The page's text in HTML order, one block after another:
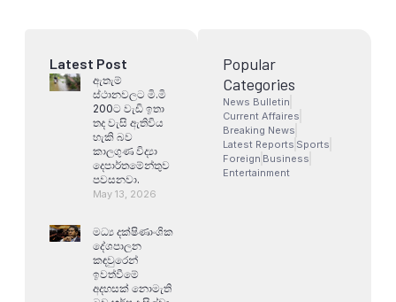
Latest Post
ඇතැම්
ස්ථානවලට මි.මි
200ට වැඩි ඉතා
තද වැසි ඇතිවිය
හැකි බව
කාලගුණ විද්‍යා
දෙපාර්තමේන්තුව
පවසනවා.
May 13, 2026
මධ්‍ය දක්ෂිණාංශික
දේශපාලන
කඳවුරෙන්
ඉවත්වීමේ
අදහසක් නොමැති
Popular
Categories
News Bulletin
Current Affaires
Breaking News
Latest Reports Sports
Foreign Business
Entertainment